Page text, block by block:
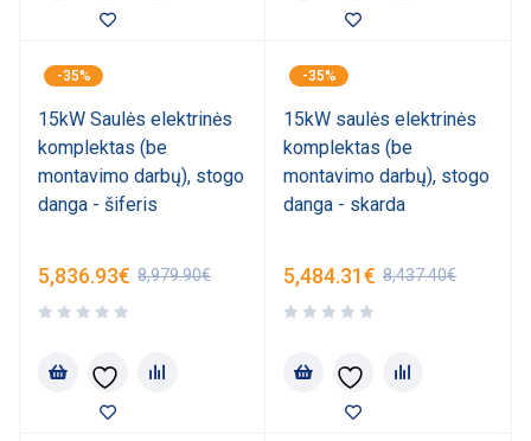
-35%
15kW Saulės elektrinės
komplektas (be
montavimo darbų), stogo
danga - šiferis
8,979.90€
5,836.93€
-35%
15kW saulės elektrinės
komplektas (be
montavimo darbų), stogo
danga - skarda
8,437.40€
5,484.31€